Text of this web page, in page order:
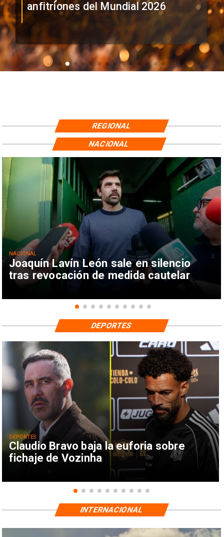
anfitriones del Mundial 2026
REGIONAL
Joaquín Lavín León sale en silencio
tras revocación de medida cautelar
NACIONAL
NACIONAL
Claudio Bravo baja la euforia sobre
fichaje de Vozinha
DEPORTES
DEPORTES
INTERNACIONAL